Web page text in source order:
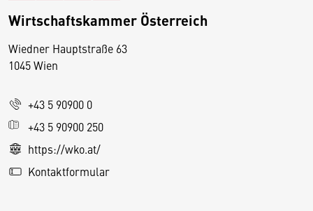
Wirtschaftskammer Österreich
Wiedner Hauptstraße 63
1045 Wien
+43 5 90900 0
+43 5 90900 250
https://wko.at/
Kontaktformular
D
s
e
S
e